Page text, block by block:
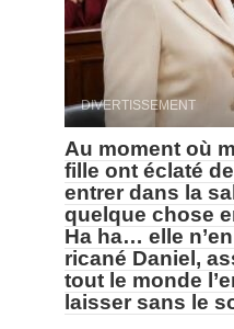
DIVERTISSEMENT
Au moment où
fille ont éclaté
entrer dans la
quelque chose
Ha ha… elle
ricané Daniel,
tout le monde
laisser sans le